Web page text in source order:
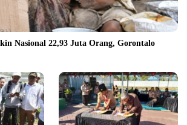
Nasional 22,93 Juta Orang, Gorontalo